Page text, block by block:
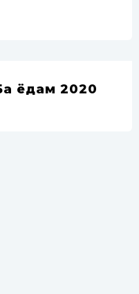
ёдам 2020